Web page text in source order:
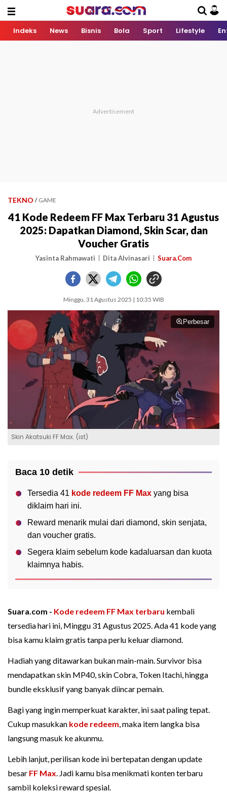
Indeks News Bisnis Bola Sport Lifestyle
TEKNO / GAME
41 Kode Redeem FF Max Terbaru 31 Agustus
2025: Dapatkan Diamond, Skin Scar, dan
Voucher Gratis
Yasinta Rahmawati Dita Alvinasari Suara.Com
Minggu, 31 Agustus 2025 | 10:35 WIB
Perbesar
Skin Akatsuki FF Max. (ist)
Baca 10 detik
Tersedia 41 kode redeem FF Max yang bisa
diklaim hari ini.
Reward menarik mulai dari diamond, skin senjata,
dan voucher gratis.
Segera klaim sebelum kode kadaluarsan dan kuota
klaimnya habis.
Suara.com - Kode redeem FF Max terbaru kembali
tersedia hari ini, Minggu 31 Agustus 2025. Ada 41 kode yang
bisa kamu klaim gratis tanpa perlu keluar diamond.
Hadiah yang ditawarkan bukan main-main. Survivor bisa
mendapatkan skin MP40, skin Cobra, Token Itachi, hingga
bundle eksklusif yang banyak diincar pemain.
Bagi yang ingin memperkuat karakter, ini saat paling tepat.
Cukup masukkan kode redeem, maka item langka bisa
langsung masuk ke akunmu.
Lebih lanjut, perilisan kode ini bertepatan dengan update
besar FF Max. Jadi kamu bisa menikmati konten terbaru
sambil koleksi reward spesial.